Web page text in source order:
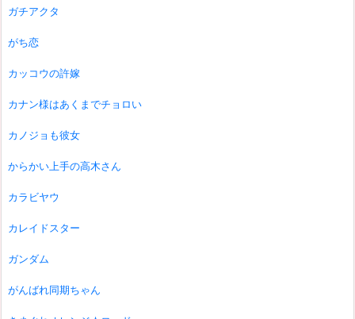
ガチアクタ
がち恋
カッコウの許嫁
カナン様はあくまでチョロい
カノジョも彼女
からかい上手の高木さん
カラビヤウ
カレイドスター
ガンダム
がんばれ同期ちゃん